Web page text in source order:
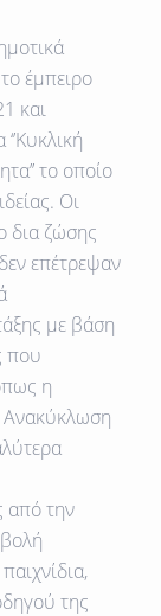
έμπειρο
και
το οποίο
Οι
δια ζώσης
επέτρεψαν
με βάση
που
η
Ανακύκλωση
από την
της